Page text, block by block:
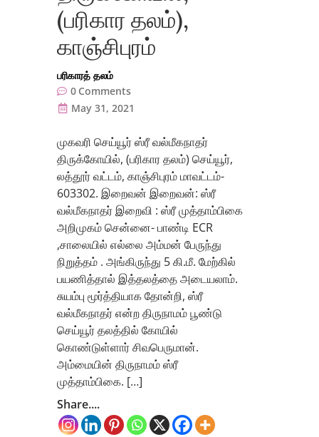
(பரிகார தலம்),
காஞ்சிபுரம்
பரிகாரத் தலம்
0 Comments
May 31, 2021
முகவரி செய்யூர் ஸ்ரீ வல்மீகநாதர்
திருக்கோயில், (பரிகார தலம்) செய்யூர்,
லத்தூர் வட்டம், காஞ்சிபுரம் மாவட்டம்-
603302. இறைவன் இறைவன்: ஸ்ரீ
வல்மீகநாதர் இறைவி : ஸ்ரீ முத்தாம்பிகை
அறிமுகம் சென்னை- பாண்டி ECR
,சாலையில் எல்லை அம்மன் பேருந்து
நிறுத்தம் . அங்கிருந்து 5 கி.மீ. மேற்கில்
பயணித்தால் இத்தலத்தை அடையலாம்.
சுயம்பு மூர்த்தியாக தோன்றி, ஸ்ரீ
வல்மீகநாதர் என்ற திருநாமம் பூண்டு
செய்யூர் தலத்தில் கோயில்
கொண்டுள்ளார் சிவபெருமான்.
அம்மையின் திருநாமம் ஸ்ரீ
முத்தாம்பிகை. […]
Share....